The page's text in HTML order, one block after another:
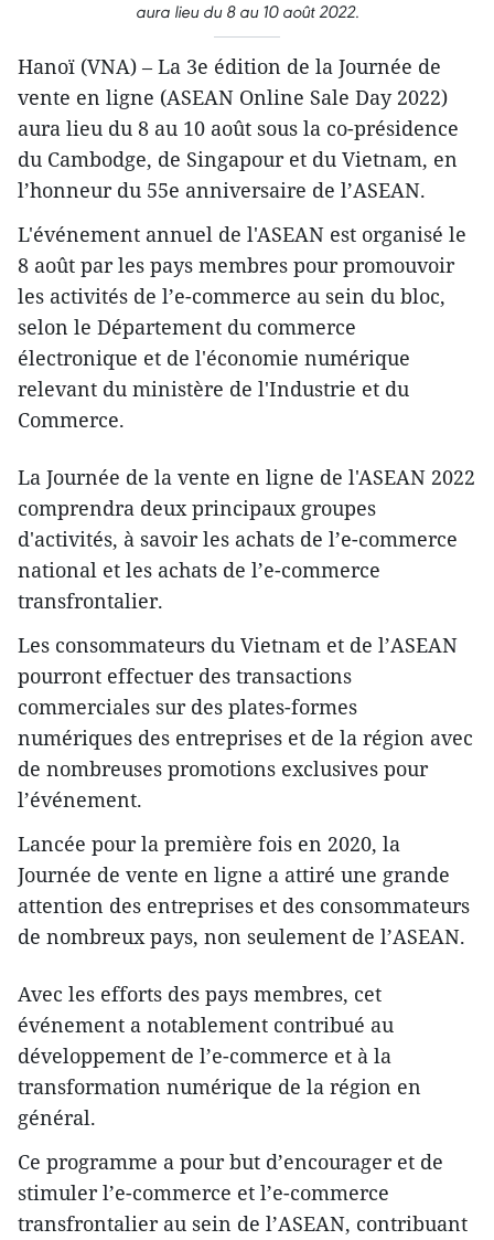
aura lieu du 8 au 10 août 2022.
Hanoï (VNA) – La 3e édition de la Journée de
vente en ligne (ASEAN Online Sale Day 2022)
aura lieu du 8 au 10 août sous la co-présidence
du Cambodge, de Singapour et du Vietnam, en
l’honneur du 55e anniversaire de l’ASEAN.
L'événement annuel de l'ASEAN est organisé le
8 août par les pays membres pour promouvoir
les activités de l’e-commerce au sein du bloc,
selon le Département du commerce
électronique et de l'économie numérique
relevant du ministère de l'Industrie et du
Commerce.
La Journée de la vente en ligne de l'ASEAN 2022
comprendra deux principaux groupes
d'activités, à savoir les achats de l’e-commerce
national et les achats de l’e-commerce
transfrontalier.
Les consommateurs du Vietnam et de l’ASEAN
pourront effectuer des transactions
commerciales sur des plates-formes
numériques des entreprises et de la région avec
de nombreuses promotions exclusives pour
l’événement.
Lancée pour la première fois en 2020, la
Journée de vente en ligne a attiré une grande
attention des entreprises et des consommateurs
de nombreux pays, non seulement de l’ASEAN.
Avec les efforts des pays membres, cet
événement a notablement contribué au
développement de l’e-commerce et à la
transformation numérique de la région en
général.
Ce programme a pour but d’encourager et de
stimuler l’e-commerce et l’e-commerce
transfrontalier au sein de l’ASEAN, contribuant